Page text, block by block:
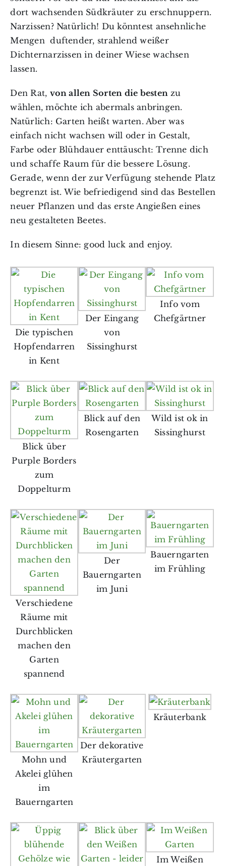
dort wachsenden Südkräuter zu erschnuppern.
Narzissen? Natürlich! Du könntest ansehnliche
Mengen duftender, strahlend weißer
Dichternarzissen in deiner Wiese wachsen
lassen.
Den Rat, von allen Sorten die besten zu
wählen, möchte ich abermals anbringen.
Natürlich: Garten heißt warten. Aber was
einfach nicht wachsen will oder in Gestalt,
Farbe oder Blühdauer enttäuscht: Trenne dich
und schaffe Raum für die bessere Lösung.
Gerade, wenn der zur Verfügung stehende Platz
begrenzt ist. Wie befriedigend sind das Bestellen
neuer Pflanzen und das erste Angießen eines
neu gestalteten Beetes.
In diesem Sinne: good luck and enjoy.
Die typischen
Hopfendarren
in Kent
Der Eingang
von
Sissinghurst
Info vom
Chefgärtner
Blick über
Purple Borders
zum
Doppelturm
Blick auf den
Rosengarten
Wild ist ok in
Sissinghurst
Verschiedene
Räume mit
Durchblicken
machen den
Garten
spannend
Der
Bauerngarten
im Juni
Bauerngarten
im Frühling
Mohn und
Akelei glühen
im
Bauerngarten
Der dekorative
Kräutergarten
Kräuterbank
Im Weißen